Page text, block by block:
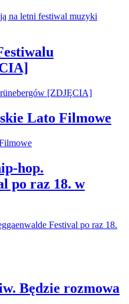
Lato Filmowe
hop.
po raz 18. w
Będzie rozmowa